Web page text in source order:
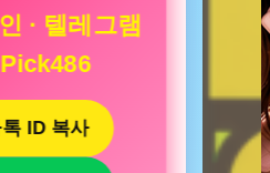
· 텔레그램
ID 복사